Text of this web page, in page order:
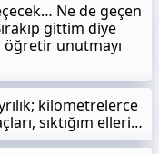
Ne de geçen
gittim diye
öğretir unutmayı
kilometrelerce
sıktığım elleri…